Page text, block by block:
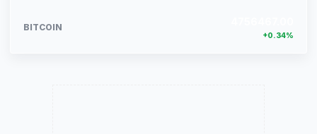
BITCOIN
+0.34%